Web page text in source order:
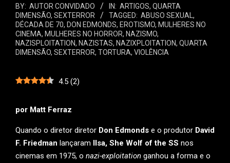
BY: AUTOR CONVIDADO IN: ARTIGOS, QUARTA
DIMENSÃO, SEXTERROR TAGGED: ABUSO SEXUAL ,
DÉCADA DE 70, DON EDMONDS, EROTISMO, MULHERES NO
CINEMA, MULHERES NO HORROR, NAZISMO,
NAZISPLOITATION, NAZISTAS, NAZIXPLOITATION, QUARTA
DIMENSÃO, SEXTERROR, TORTURA, VIOLÊNCIA
4.5 (2)
por Matt Ferraz
Quando o diretor diretor Don Edmonds e o produtor David
F. Friedman lançaram Ilsa, She Wolf of the SS nos
cinemas em 1975, o nazi-exploitation ganhou a forma e o